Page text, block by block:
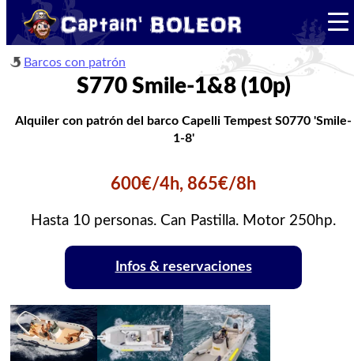
Barcos con patrón
S770 Smile-1&8 (10p)
Alquiler con patrón del barco Capelli Tempest S0770 'Smile-
1-8'
600€/4h, 865€/8h
Hasta 10 personas. Can Pastilla. Motor 250hp.
Infos & reservaciones